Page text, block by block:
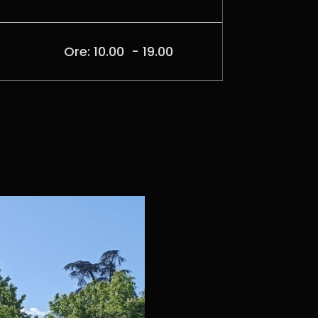
Ore: 10.00 - 19.00